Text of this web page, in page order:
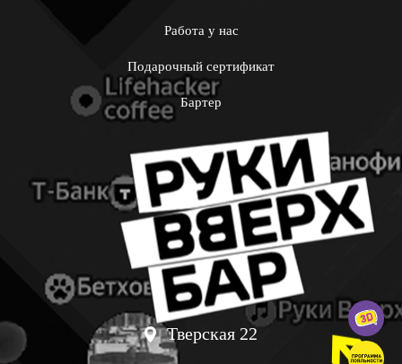
Работа у нас
Подарочный сертификат
Бартер
Тверская 22